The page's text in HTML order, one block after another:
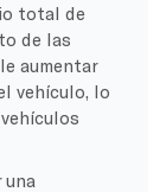
total de
de las
aumentar
vehículo, lo
una